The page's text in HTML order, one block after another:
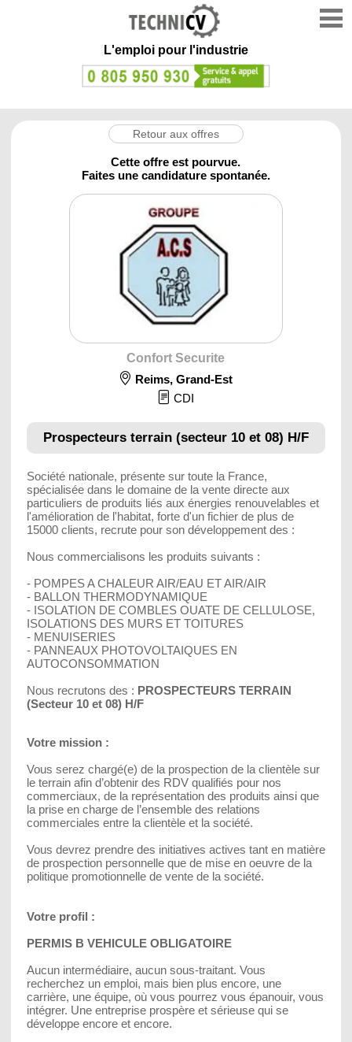
L'emploi pour l'industrie
Retour aux offres
Cette offre est pourvue.
Faites une candidature spontanée.
Confort Securite
Reims,Grand-Est
CDI
Prospecteurs terrain (secteur 10 et 08) H/F
Société nationale, présente sur toute la France,
spécialisée dans le domaine de la vente directe aux
particuliers de produits liés aux énergies renouvelables et
l'amélioration de l'habitat, forte d'un fichier de plus de
15000 clients, recrute pour son développement des :
Nous commercialisons les produits suivants :
- POMPES A CHALEUR AIR/EAU ET AIR/AIR
- BALLON THERMODYNAMIQUE
- ISOLATION DE COMBLES OUATE DE CELLULOSE,
ISOLATIONS DES MURS ET TOITURES
- MENUISERIES
- PANNEAUX PHOTOVOLTAIQUES EN
AUTOCONSOMMATION
Nous recrutons des : PROSPECTEURS TERRAIN
(Secteur 10 et 08) H/F
Votre mission :
Vous serez chargé(e) de la prospection de la clientèle sur
le terrain afin d’obtenir des RDV qualifiés pour nos
commerciaux, de la représentation des produits ainsi que
la prise en charge de l’ensemble des relations
commerciales entre la clientèle et la société.
Vous devrez prendre des initiatives actives tant en matière
de prospection personnelle que de mise en oeuvre de la
politique promotionnelle de vente de la société.
Votre profil :
PERMIS B VEHICULE OBLIGATOIRE
Aucun intermédiaire, aucun sous-traitant. Vous
recherchez un emploi, mais bien plus encore, une
carrière, une équipe, où vous pourrez vous épanouir, vous
intégrer. Une entreprise prospère et sérieuse qui se
développe encore et encore.